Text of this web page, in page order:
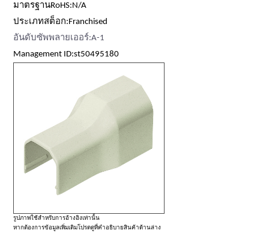
มาตรฐานRoHS:N/A
ประเภทสต็อก:Franchised
อันดับซัพพลายเออร์:A-1
Management ID:st50495180
รูปภาพใช้สำหรับการอ้างอิงเท่านั้น
หากต้องการข้อมูลเพิ่มเติมโปรดดูที่คำอธิบายสินค้าด้านล่าง